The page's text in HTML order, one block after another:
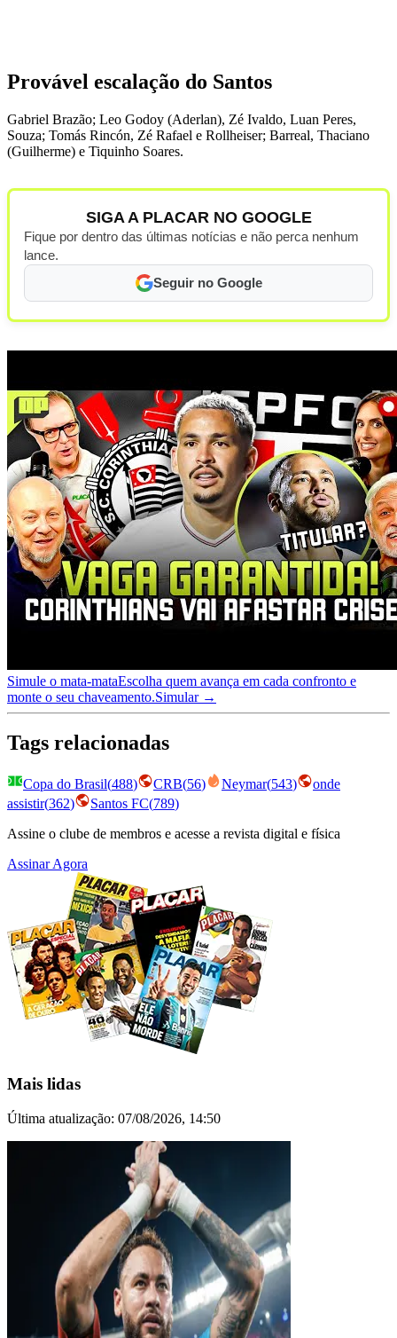
Provável escalação do Santos
Gabriel Brazão; Leo Godoy (Aderlan), Zé Ivaldo, Luan Peres,
Souza; Tomás Rincón, Zé Rafael e Rollheiser; Barreal, Thaciano
(Guilherme) e Tiquinho Soares.
SIGA A PLACAR NO GOOGLE
Fique por dentro das últimas notícias e não perca nenhum
lance.
Seguir no Google
Simule o mata-mataEscolha quem avança em cada confronto e
monte o seu chaveamento.Simular →
Tags relacionadas
Copa do Brasil(488) CRB(56) Neymar(543)
onde
assistir(362) Santos FC(789)
Assine o clube de membros e acesse a revista digital e física
Assinar Agora
Mais lidas
Última atualização: 07/08/2026, 14:50